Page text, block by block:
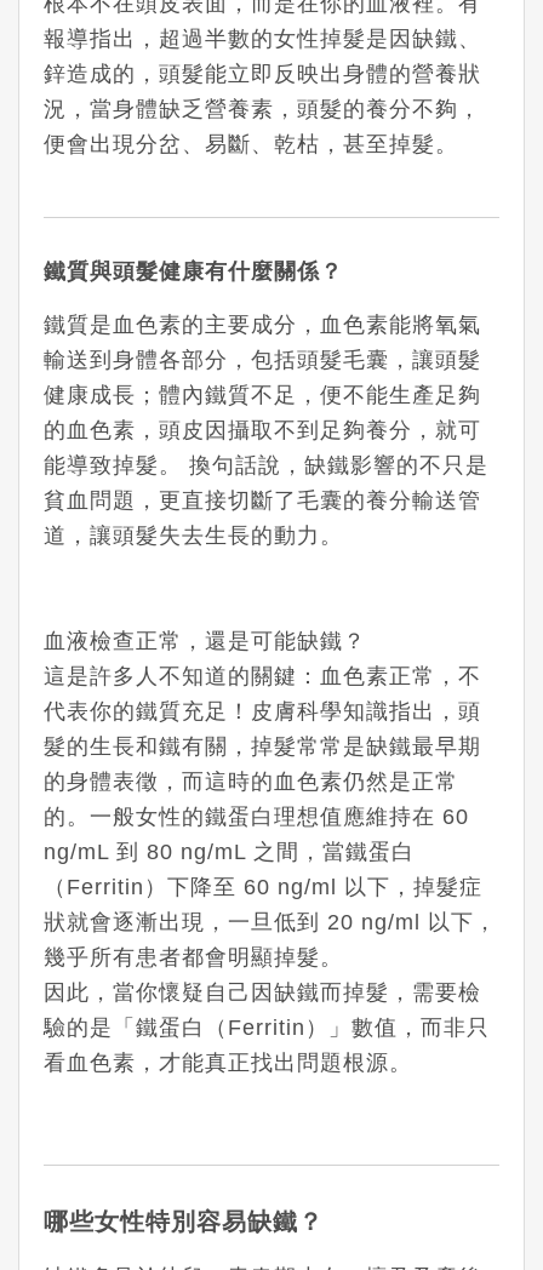
報導指出，超過半數的女性掉髮是因缺鐵、
鋅造成的，頭髮能立即反映出身體的營養狀
況，當身體缺乏營養素，頭髮的養分不夠，
便會出現分岔、易斷、乾枯，甚至掉髮。
鐵質與頭髮健康有什麼關係？
鐵質是血色素的主要成分，血色素能將氧氣
輸送到身體各部分，包括頭髮毛囊，讓頭髮
健康成長；體內鐵質不足，便不能生產足夠
的血色素，頭皮因攝取不到足夠養分，就可
能導致掉髮。 換句話說，缺鐵影響的不只是
貧血問題，更直接切斷了毛囊的養分輸送管
道，讓頭髮失去生長的動力。
血液檢查正常，還是可能缺鐵？
這是許多人不知道的關鍵：血色素正常，不
代表你的鐵質充足！皮膚科學知識指出，頭
髮的生長和鐵有關，掉髮常常是缺鐵最早期
的身體表徵，而這時的血色素仍然是正常
的。一般女性的鐵蛋白理想值應維持在 60
ng/mL 到 80 ng/mL 之間，當鐵蛋白
（Ferritin）下降至 60 ng/ml 以下，掉髮症
狀就會逐漸出現，一旦低到 20 ng/ml 以下，
幾乎所有患者都會明顯掉髮。
因此，當你懷疑自己因缺鐵而掉髮，需要檢
驗的是「鐵蛋白（Ferritin）」數值，而非只
看血色素，才能真正找出問題根源。
哪些女性特別容易缺鐵？